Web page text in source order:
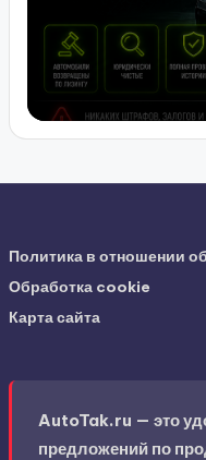
Политика в отношении
Обработка cookie
Карта сайта
AutoTak.ru — это
предложений по